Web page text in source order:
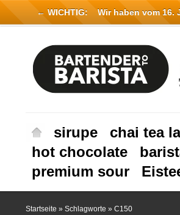
sirupe chai tea
hot chocolate
premium sour
Startseite » Schlagworte » C150
← WICHTIG: Wir haben vom 16.